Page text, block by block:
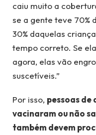
caiu muito a
se a gente teve 70%
30% daquelas
tempo correto. Se
agora, elas vão
suscetíveis.”
Por isso, pessoas de
vacinaram ou não
também devem